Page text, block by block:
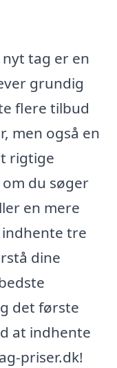
tag er en
grundig
flere tilbud
men også en
rigtige
du søger
en mere
tre
dine
det første
at indhente
priser.dk!